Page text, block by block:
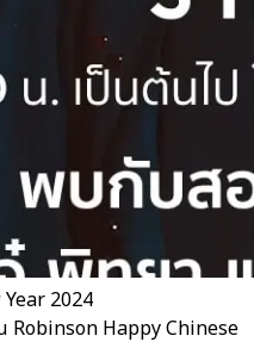
2024
Robinson Happy Chinese